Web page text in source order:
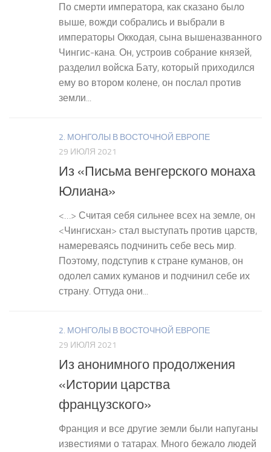
По смерти императора, как сказано было
выше, вожди собрались и выбрали в
императоры Оккодая, сына вышеназванного
Чингис-кана. Он, устроив собрание князей,
разделил войска Бату, который приходил­ся
ему во втором колене, он послал против
земли...
2. МОНГОЛЫ В ВОСТОЧНОЙ ЕВРОПЕ
29 ИЮЛЯ 2021
Из «Письма венгерского монаха
Юлиана»
<…> Считая себя сильнее всех на земле, он
<Чингисхан> стал выступать против царств,
намереваясь подчинить себе весь мир.
Поэтому, подступив к стране куманов, он
одолел самих куманов и подчинил себе их
страну. Оттуда они...
2. МОНГОЛЫ В ВОСТОЧНОЙ ЕВРОПЕ
29 ИЮЛЯ 2021
Из анонимного продолжения
«Истории царства
французского»
Франция и все другие земли были напуганы
известиями о татарах. Много бежало людей